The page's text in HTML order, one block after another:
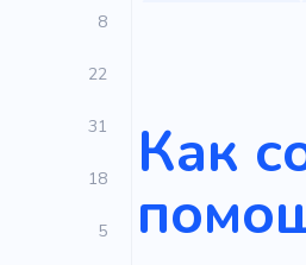
8
22
31
18
5
Как